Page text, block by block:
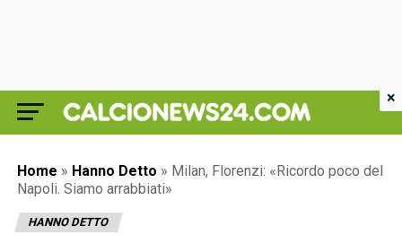
Home » Hanno Detto » Milan, Florenzi: «Ricordo poco del
Napoli. Siamo arrabbiati»
HANNO DETTO
×